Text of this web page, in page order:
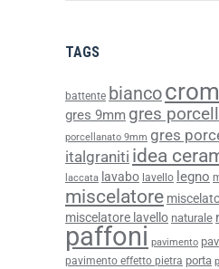
TAGS
battente bianco
gres 9mm gres
porcellanato 9mm gres
italgraniti idea
laccata lavabo lavello legno
miscelatore
miscelatore lavello naturale
paffoni pavimento
pavimento effetto pietra porta